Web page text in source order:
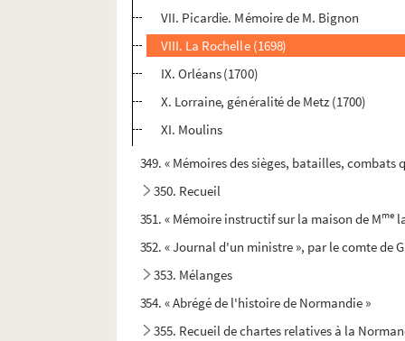
VII. Picardie. Mémoire de M. Bignon
VIII. La Rochelle (1698)
IX. Orléans (1700)
X. Lorraine, généralité de Metz (1700)
XI. Moulins
349. « Mémoires des sièges, batailles,
350. Recueil
351. « Mémoire instructif sur la maison de Mme
352. « Journal d'un ministre », par le comte de
353. Mélanges
354. « Abrégé de l'histoire de Normandie »
355. Recueil de chartes relatives à la